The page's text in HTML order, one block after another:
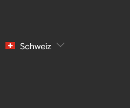
Schweiz